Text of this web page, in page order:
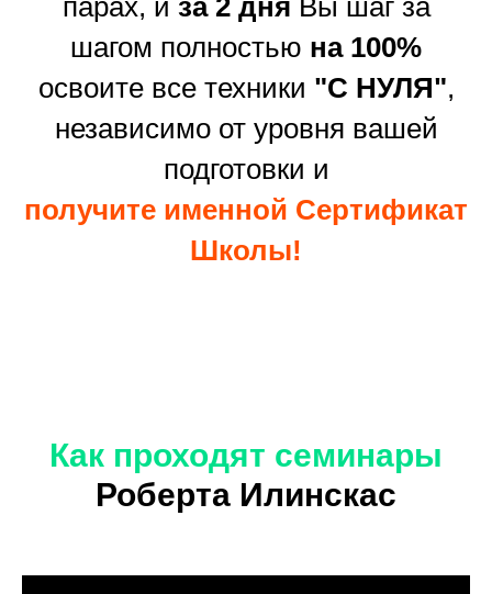
парах, и за 2 дня Вы шаг за
шагом полностью на 100%
освоите все техники "С НУЛЯ",
независимо от уровня вашей
подготовки и
получите именной Сертификат
Школы!
Как проходят семинары
Роберта Илинскас